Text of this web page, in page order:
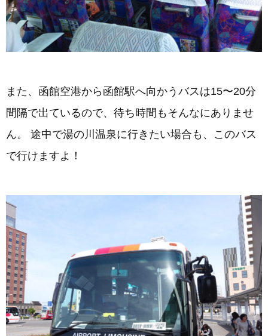
また、函館空港から函館駅へ向かうバスは15〜20分
間隔で出ているので、待ち時間もそんなにありませ
ん。 途中で湯の川温泉に行きたい場合も、このバス
で行けますよ！